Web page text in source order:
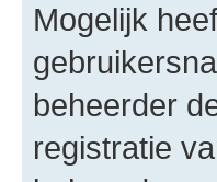
Mogelijk
beheerder
registratie